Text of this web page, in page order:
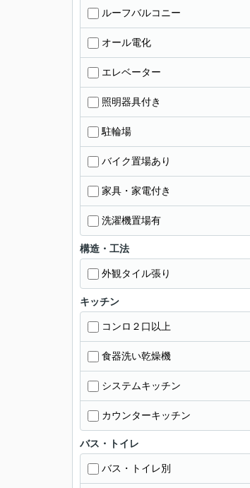
ルーフバルコニー
オール電化
エレベーター
照明器具付き
駐輪場
バイク置場あり
家具・家電付き
洗濯機置場有
構造・工法
外観タイル張り
キッチン
コンロ２口以上
食器洗い乾燥機
システムキッチン
カウンターキッチン
バス・トイレ
バス・トイレ別